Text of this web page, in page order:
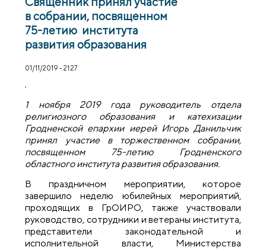
в собрании, посвященном
75-летию института
развития образования
01/11/2019 - 21:27
1 ноября 2019 года руководитель отдела
религиозного образования и катехизации
Гродненской епархии иерей Игорь Данильчик
принял участие в торжественном собрании,
посвященном 75-летию Гродненского
областного института развития образования.
В праздничном мероприятии, которое
завершило неделю юбилейных мероприятий,
проходящих в ГрОИРО, также участвовали
руководство, сотрудники и ветераны института,
представители законодательной и
исполнительной власти, Министерства